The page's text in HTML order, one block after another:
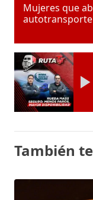
Mujeres que
autotransporte
También